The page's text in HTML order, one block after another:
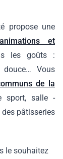
propose une
animations et
les goûts :
douce… Vous
de la
sport, salle -
des pâtisseries
le souhaitez